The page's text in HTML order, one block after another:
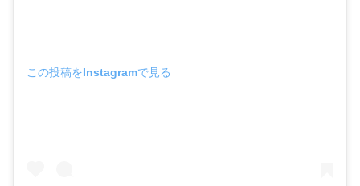
この投稿をInstagramで見る